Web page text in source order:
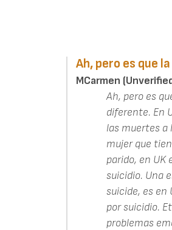
Ah, pero es que
MCarmen
Ah, pero es
diferente. En
las muertes a
mujer que
parido, en
suicidio. Una
suicide, es
por suicidio.
problemas